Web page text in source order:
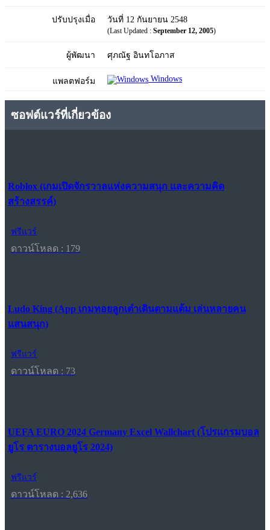
ปรับปรุงเมื่อ วันที่ 12 กันยายน 2548
(Last Updated : September 12, 2005)
ผู้พัฒนา ศุภณัฐ อินทโอภาส
แพลตฟอร์ม Windows
ซอฟต์แวร์ที่เกี่ยวข้อง
Roblox (เกมเปิดจักรวาลแห่งความสนุก และความคิด
สร้างสรรค์)
ฟรีแวร์
ดาวน์โหลด : 179
Ludo King (App เกมทอยลูกเต๋าเดินตามแต้ม เล่นหลายคน
แสนสนุก)
ฟรีแวร์
ดาวน์โหลด : 73
UEFA EURO 2024 Germany Excel Wallchart (โปรแกรมบอล
ยูโร ตารางบอลยูโร 2024)
ฟรีแวร์
ดาวน์โหลด : 2,636